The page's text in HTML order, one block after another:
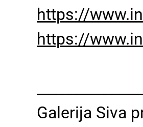
https://
https://
Galerija Siva